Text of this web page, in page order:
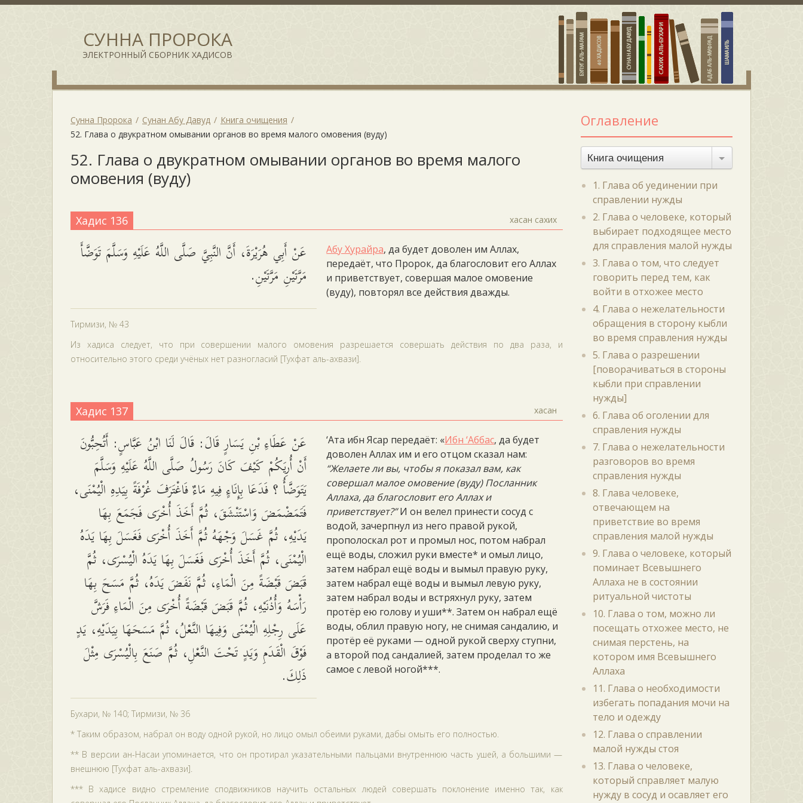
СУННА ПРОРОКА
ЭЛЕКТРОННЫЙ СБОРНИК ХАДИСОВ
Сунна Пророка Сунан Абу Давуд
Книга очищения
52. Глава о двукратном омывании органов во время малого омовения (вуду)
52. Глава о двукратном омывании органов во время малого
омовения (вуду)
Хадис 136 хасан сахих
عَنْ أَبِي هُرَيْرَةَ، أَنَّ النَّبِيَّ صَلَّى اللَّهُ عَلَيْهِ وَسَلَّمَ تَوَضَّأَ
مَرَّتَيْنِ مَرَّتَيْنِ.
Абу Хурайра, да будет доволен им Аллах,
передаёт, что Пророк, да благословит его Аллах
и приветствует, совершая малое омовение
(вуду), повторял все действия дважды.
Тирмизи, № 43
Из хадиса следует, что при совершении малого омовения разрешается совершать действия по два раза, и
относительно этого среди учёных нет разногласий [Тухфат аль-ахвази].
Хадис 137 хасан
عَنْ عَطَاءِ بْنِ يَسَارٍ قَالَ: قَالَ لَنَا ابْنُ عَبَّاسٍ: أَتُحِبُّونَ
أَنْ أُرِيَكُمْ كَيْفَ كَانَ رَسُولُ صَلَّى اللَّهُ عَلَيْهِ وَسَلَّمَ
يَتَوَضَّأُ ؟ فَدَعَا بِإِنَاءٍ فِيهِ مَاءٌ فَاغْتَرَفَ غُرْفَةً بِيَدِهِ الْيُمْنَى،
فَتَمَضْمَضَ وَاسْتَنْشَقَ، ثُمَّ أَخَذَ أُخْرَى فَجَمَعَ بِهَا
يَدَيْهِ، ثُمَّ غَسَلَ وَجْهَهُ ثُمَّ أَخَذَ أُخْرَى فَغَسَلَ بِهَا يَدَهُ
الْيُمْنَى، ثُمَّ أَخَذَ أُخْرَى فَغَسَلَ بِهَا يَدَهُ الْيُسْرَى، ثُمَّ
قَبَضَ قَبْضَةً مِنَ الْمَاءِ، ثُمَّ نَفَضَ يَدَهُ، ثُمَّ مَسَحَ بِهَا
رَأْسَهُ وَأُذُنَيْهِ، ثُمَّ قَبَضَ قَبْضَةً أُخْرَى مِنَ الْمَاءِ فَرَشَّ
عَلَى رِجْلِهِ الْيُمْنَى وَفِيهَا النَّعْلُ، ثُمَّ مَسَحَهَا بِيَدَيْهِ، يَدٍ
فَوْقَ الْقَدَمِ وَيَدٍ تَحْتَ النَّعْلِ، ثُمَّ صَنَعَ بِالْيُسْرَى مِثْلَ
ذَلِكَ.
‘Ата ибн Ясар передаёт: «Ибн ‘Аббас, да будет
доволен Аллах им и его отцом сказал нам:
“Желаете ли вы, чтобы я показал вам, как
совершал малое омовение (вуду) Посланник
Аллаха, да благословит его Аллах и
приветствует?”И он велел принести сосуд с
водой, зачерпнул из него правой рукой,
прополоскал рот и промыл нос, потом набрал
ещё воды, сложил руки вместе* и омыл лицо,
затем набрал ещё воды и вымыл правую руку,
затем набрал ещё воды и вымыл левую руку,
затем набрал воды и встряхнул руку, затем
протёр ею голову и уши**. Затем он набрал ещё
воды, облил правую ногу, не снимая сандалию, и
протёр её руками — одной рукой сверху ступни,
а второй под сандалией, затем проделал то же
самое с левой ногой***.
Бухари, № 140; Тирмизи, № 36
* Таким образом, набрал он воду одной рукой, но лицо омыл обеими руками, дабы омыть его полностью.
** В версии ан-Насаи упоминается, что он протирал указательными пальцами внутреннюю часть ушей, а большими —
внешнюю [Тухфат аль-ахвази].
*** В хадисе видно стремление сподвижников научить остальных людей совершать поклонение именно так, как
Оглавление
Книга очищения
1. Глава об уединении при
справлении нужды
2. Глава о человеке, который
выбирает подходящее место
для справления малой нужды
3. Глава о том, что следует
говорить перед тем, как
войти в отхожее место
4. Глава о нежелательности
обращения в сторону кыбли
во время справления нужды
5. Глава о разрешении
[поворачиваться в стороны
кыбли при справлении
нужды]
6. Глава об оголении для
справления нужды
7. Глава о нежелательности
разговоров во время
справления нужды
8. Глава человеке,
отвечающем на
приветствие во время
справления малой нужды
9. Глава о человеке, который
поминает Всевышнего
Аллаха не в состоянии
ритуальной чистоты
10. Глава о том, можно ли
посещать отхожее место, не
снимая перстень, на
котором имя Всевышнего
Аллаха
11. Глава о необходимости
избегать попадания мочи на
тело и одежду
12. Глава о справлении
малой нужды стоя
13. Глава о человеке,
который справляет малую
нужду в сосуд и осавляет его